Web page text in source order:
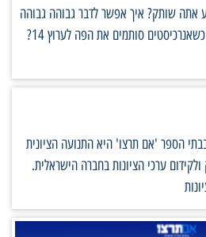
אתה שותק? איך אפשר לדבר גבוהה גבוהה
על טוהר הבחירות ומנגד לשתוק כשאנרכיסטים סותמים את הפה לערוץ 14?
הספר 'אם תרצו' היא התנועה הציונית
ערכי הציונות בחברה הישראלית.